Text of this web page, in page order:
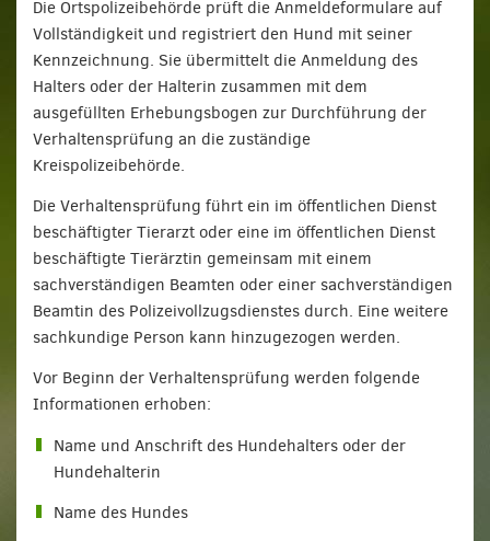
Die Ortspolizeibehörde prüft die Anmeldeformulare auf
Vollständigkeit und registriert den Hund mit seiner
Kennzeichnung. Sie übermittelt die Anmeldung des
Halters oder der Halterin zusammen mit dem
ausgefüllten Erhebungsbogen zur Durchführung der
Verhaltensprüfung an die zuständige
Kreispolizeibehörde.
Die Verhaltensprüfung führt ein im öffentlichen Dienst
beschäftigter Tierarzt oder eine im öffentlichen Dienst
beschäftigte Tierärztin gemeinsam mit einem
sachverständigen Beamten oder einer sachverständigen
Beamtin des Polizeivollzugsdienstes durch. Eine weitere
sachkundige Person kann hinzugezogen werden.
Vor Beginn der Verhaltensprüfung werden folgende
Informationen erhoben:
Name und Anschrift des Hundehalters oder der
Hundehalterin
Name des Hundes